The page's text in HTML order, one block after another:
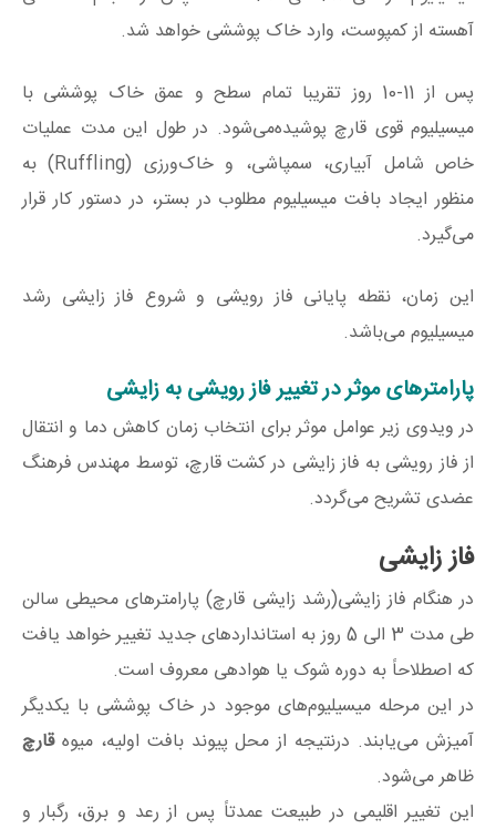
آهسته از کمپوست، وارد خاک پوششی خواهد شد.
پس از 11-10 روز تقریبا تمام سطح و عمق خاک پوششی با
میسیلیوم قوی قارچ پوشیده‌می‌شود. در طول این مدت عملیات
خاص شامل آبیاری‌، سمپاشی، و خاک‌ورزی (Ruffling) به
منظور ایجاد بافت میسیلیوم مطلوب در بستر، در دستور کار قرار
می‌گیرد.
این زمان، نقطه پایانی فاز رویشی و شروع فاز زایشی رشد
میسیلیوم می‌باشد.
پارامترهای موثر در تغییر فاز رویشی به زایشی
در ویدوی زیر عوامل موثر برای انتخاب زمان کاهش دما و انتقال
از فاز رویشی به فاز زایشی در کشت قارچ، توسط مهندس فرهنگ
عضدی تشریح می‌گردد.
فاز زایشی
در هنگام فاز زایشی(رشد زایشی قارچ) پارامترهای محیطی سالن
طی مدت 3 الی 5 روز به استاندارد‌های جدید تغییر خواهد یافت
که اصطلاحاً به دوره شوک یا هوادهی معروف است.
در این مرحله میسیلیوم‌های موجود در خاک پوششی با یکدیگر
آمیزش می‌یابند. درنتیجه از محل پیوند بافت اولیه، میوهقارچ
ظاهر می‌شود.
این تغییر اقلیمی در طبیعت عمدتاً پس از رعد و برق، رگبار و